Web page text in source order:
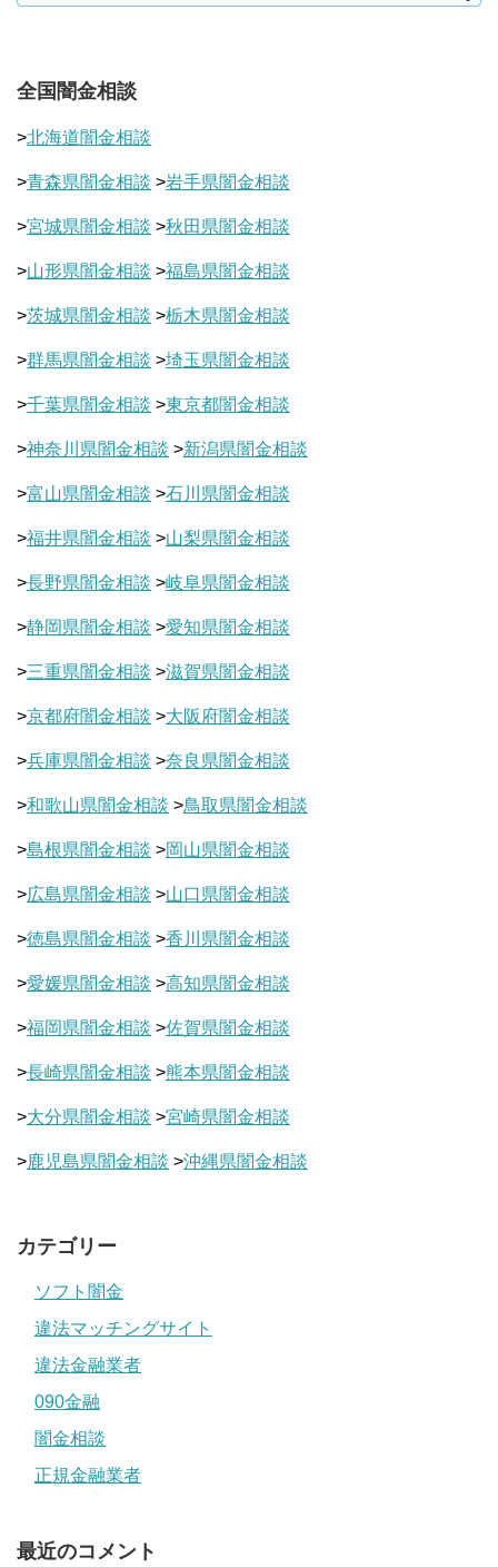
全国闇金相談
>北海道闇金相談
>青森県闇金相談 >岩手県闇金相談
>宮城県闇金相談 >秋田県闇金相談
>山形県闇金相談 >福島県闇金相談
>茨城県闇金相談 >栃木県闇金相談
>群馬県闇金相談 >埼玉県闇金相談
>千葉県闇金相談 >東京都闇金相談
>神奈川県闇金相談 >新潟県闇金相談
>富山県闇金相談 >石川県闇金相談
>福井県闇金相談 >山梨県闇金相談
>長野県闇金相談 >岐阜県闇金相談
>静岡県闇金相談 >愛知県闇金相談
>三重県闇金相談 >滋賀県闇金相談
>京都府闇金相談 >大阪府闇金相談
>兵庫県闇金相談 >奈良県闇金相談
>和歌山県闇金相談 >鳥取県闇金相談
>島根県闇金相談 >岡山県闇金相談
>広島県闇金相談 >山口県闇金相談
>徳島県闇金相談 >香川県闇金相談
>愛媛県闇金相談 >高知県闇金相談
>福岡県闇金相談 >佐賀県闇金相談
>長崎県闇金相談 >熊本県闇金相談
>大分県闇金相談 >宮崎県闇金相談
>鹿児島県闇金相談 >沖縄県闇金相談
カテゴリー
ソフト闇金
違法マッチングサイト
違法金融業者
090金融
闇金相談
正規金融業者
最近のコメント